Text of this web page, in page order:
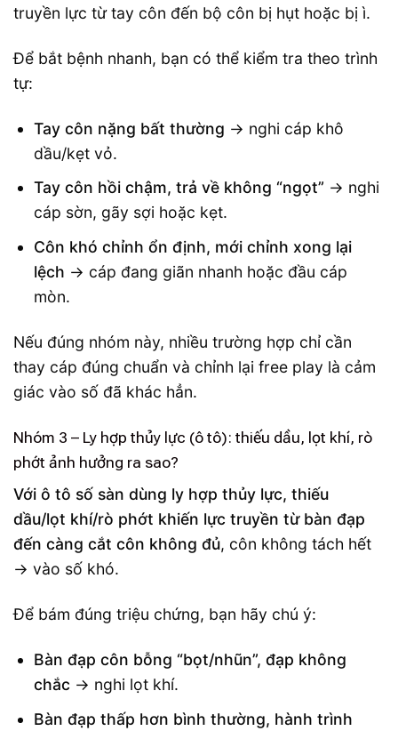
truyền lực từ tay côn đến bộ côn bị hụt hoặc bị ì.
Để bắt bệnh nhanh, bạn có thể kiểm tra theo trình
tự:
Tay côn nặng bất thường → nghi cáp khô
dầu/kẹt vỏ.
Tay côn hồi chậm, trả về không “ngọt” → nghi
cáp sờn, gãy sợi hoặc kẹt.
Côn khó chỉnh ổn định, mới chỉnh xong lại
lệch → cáp đang giãn nhanh hoặc đầu cáp
mòn.
Nếu đúng nhóm này, nhiều trường hợp chỉ cần
thay cáp đúng chuẩn và chỉnh lại free play là cảm
giác vào số đã khác hẳn.
Nhóm 3 – Ly hợp thủy lực (ô tô): thiếu dầu, lọt khí, rò
phớt ảnh hưởng ra sao?
Với ô tô số sàn dùng ly hợp thủy lực, thiếu
dầu/lọt khí/rò phớt khiến lực truyền từ bàn đạp
đến càng cắt côn không đủ, côn không tách hết
→ vào số khó.
Để bám đúng triệu chứng, bạn hãy chú ý:
Bàn đạp côn bỗng “bọt/nhũn”, đạp không
chắc → nghi lọt khí.
Bàn đạp thấp hơn bình thường, hành trình